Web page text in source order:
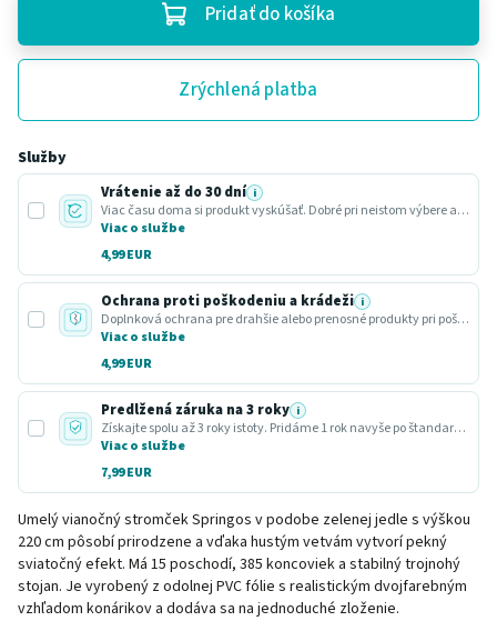
Pridať do košíka
Zrýchlená platba
Služby
Vrátenie až do 30 dní i
Viac času doma si produkt vyskúšať. Dobré pri neistom výbere alebo darčeku.
Viac o službe
4,99 EUR
Ochrana proti poškodeniu a krádeži i
Doplnková ochrana pre drahšie alebo prenosné produkty pri poškodení alebo krádeži.
Viac o službe
4,99 EUR
Predĺžená záruka na 3 roky i
Získajte spolu až 3 roky istoty. Pridáme 1 rok navyše po štandardnej zákonnej lehote.
Viac o službe
7,99 EUR
Umelý vianočný stromček Springos v podobe zelenej jedle s výškou
220 cm pôsobí prirodzene a vďaka hustým vetvám vytvorí pekný
sviatočný efekt. Má 15 poschodí, 385 koncoviek a stabilný trojnohý
stojan. Je vyrobený z odolnej PVC fólie s realistickým dvojfarebným
vzhľadom konárikov a dodáva sa na jednoduché zloženie.